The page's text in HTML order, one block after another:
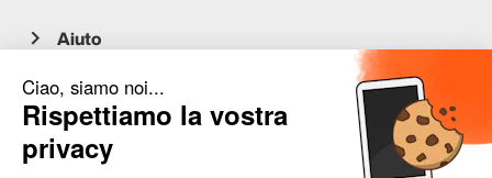
Aiuto
Servizio clienti
occasion.migros.mobile@recommerce.com